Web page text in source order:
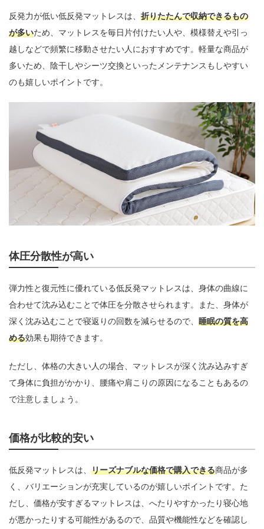
反発力が低い低反発マットレスは、 折りたたんで収納できるもの
が多いため、マットレスを毎日片付けたい人や、模様替えや引っ
越しなどで頻繁に移動させたい人におすすめです。軽量な商品が
多いため、陰干しやシーツ交換といったメンテナンスもしやすい
のも嬉しいポイントです。
体圧分散性が高い
弾力性と復元性に優れている低反発マットレスは、身体の曲線に
合わせて沈み込むことで体圧を分散させられます。また、身体が
深く沈み込むことで寝返りの回数を減らせるので、 睡眠の質を高
める効果も期待できます。
ただし、体格の大きい人の場合、マットレスが深く沈み込みすぎ
て身体に負担がかかり、腰痛や肩こりの原因になることもあるの
で注意しましょう。
価格が比較的安い
低反発マットレスは、 リーズナブルな価格で購入できる商品が多
く、バリエーションが充実しているのが嬉しいポイントです。た
だし、価格が安すぎるマットレスは、へたりやすかったり寝心地
が悪かったりする可能性があるので、品質や機能性などを確認し